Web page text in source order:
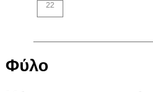
22
Φύλο